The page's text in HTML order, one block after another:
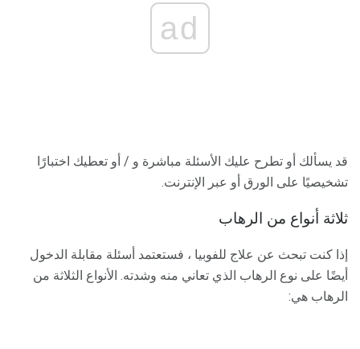
ad
قد يسألك أو تطرح عليك الأسئلة مباشرة و / أو تعطيك اختبارًا
تشخيصيًا على الورق أو عبر الإنترنت.
ثلاثة أنواع من الرهاب
إذا كنت تبحث عن علاج للفوبيا ، فستعتمد أسئلة مقابلة الدخول
أيضًا على نوع الرهاب الذي تعاني منه وشدته. الأنواع الثلاثة من
الرهاب هي: